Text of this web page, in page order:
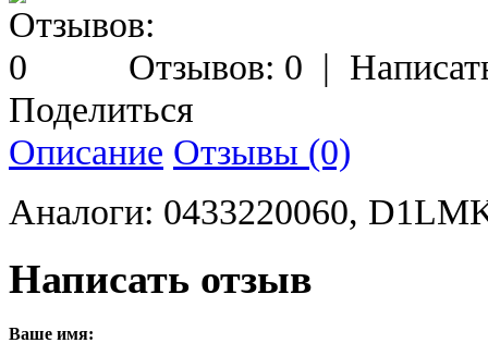
Отзывов: 0 |
Поделиться
Описание Отзывы (0)
Аналоги: 0433220060,
Написать отзыв
Ваше имя: